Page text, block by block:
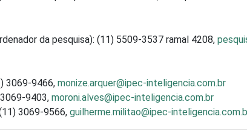
da pesquisa): (11) 5509-3537 ramal 4208,
3069-9466, monize.arquer@ipec-inteligencia.com.br
9403, moroni.alves@ipec-inteligencia.com.br
3069-9566, guilherme.militao@ipec-